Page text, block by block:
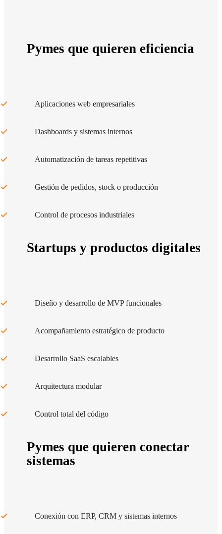
Pymes que quieren eficiencia
Aplicaciones web empresariales
Dashboards y sistemas internos
Automatización de tareas repetitivas
Gestión de pedidos, stock o producción
Control de procesos industriales
Startups y productos digitales
Diseño y desarrollo de MVP funcionales
Acompañamiento estratégico de producto
Desarrollo SaaS escalables
Arquitectura modular
Control total del código
Pymes que quieren conectar
sistemas
Conexión con ERP, CRM y sistemas internos